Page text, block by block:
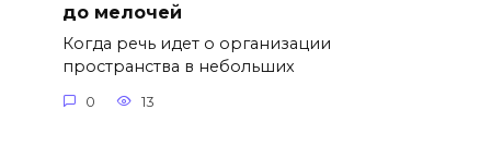
до мелочей
Когда речь идет о организации
пространства в небольших
0 13